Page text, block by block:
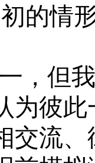
的情
，但
为彼
交流